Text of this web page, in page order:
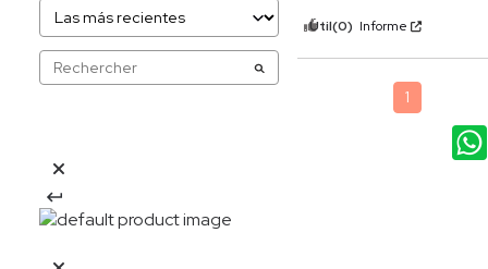
Útil(0) Informe
1